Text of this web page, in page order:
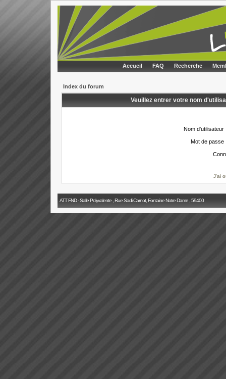
Accueil FAQ Recherche
Index du forum
Veuillez entrer votre nom
Nom d'utilisateur
Mot de passe
J'ai
ATT FND - Salle Polyvalente , Rue Sadi Carnot, Fontaine Notre Dame , 59400